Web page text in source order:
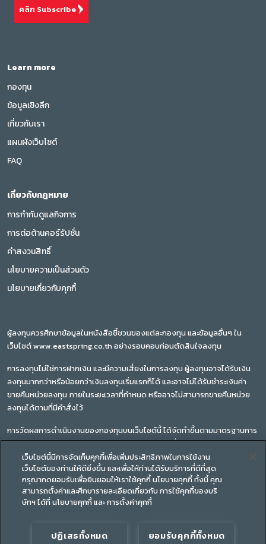
คลิก Subscribe
Learn more
กองทุน
ข้อมูลเชิงลึก
เกี่ยวกับเรา
แผนผังเว็บไซต์
FAQ
เกี่ยวกับกฎหมาย
การกำกับดูแลกิจการ
การต่อต้านคอร์รัปชั่น
คำสงวนสิทธิ์
นโยบายความเป็นส่วนตัว
นโยบายเกี่ยวกับคุกกี้
ผู้ลงทุนควรศึกษาข้อมูลในหนังสือชี้ชวนของแต่ละกองทุน และข้อมูลอื่นๆ ใน
เว็บไซต์ www.eastspring.co.th อย่างรอบคอบก่อนตัดสินใจลงทุน
การลงทุนไม่ใช่การฝากเงิน และมีความเสี่ยงในการลงทุน ผู้ลงทุนอาจได้รับเงิน
ลงทุนมากกว่าหรือน้อยกว่าเงินลงทุนเริ่มแรกก็ได้ และอาจไม่ได้รับชำระเงินค่า
ขายคืนหน่วยลงทุน ภายในระยะเวลาที่กำหนด หรืออาจไม่สามารถขายคืนหน่วย
ลงทุนได้ตามที่มีคำสั่งไว้
การวัดผลการดำเนินงานของกองทุนบนเว็บไซต์นี้ ได้จัดทำขึ้นตามมาตรฐานการ
วัดผลการดำเนินงานของสมาคมบริษัทจัดการลงทุน ซึ่งผลการดำเนินงานใน
อดีตของกองทุนรวม มิได้เป็นสิ่งยืนยันถึงผลการดำเนินงานในอนาคต
ทำความเข้าใจลักษณะสินค้า เงื่อนไขผลตอบแทน และความเสี่ยงก่อนตัดสินใจ
ลงทุน
เว็บไซต์นี้มีการจัดเก็บคุกกี้เพื่อเพิ่มประสิทธิภาพในการใช้งาน
เว็บไซต์ของท่านให้ดียิ่งขึ้น และเพื่อให้ท่านได้รับบริการที่ดีที่สุด
กรุณากดยอมรับเพื่อยินยอมให้เราใช้คุกกี้ นโยบายคุกกี้ ทั้งนี้ คุณ
สามารถตั้งค่าและศึกษารายละเอียดเกี่ยวกับ การใช้คุกกี้ของบริ
ษัทฯ ได้ที่ นโยบายคุกกี้ และ การตั้งค่าคุกกี้
ยอมรับคุกกี้ทั้งหมด
ปฏิเสธทั้งหมด